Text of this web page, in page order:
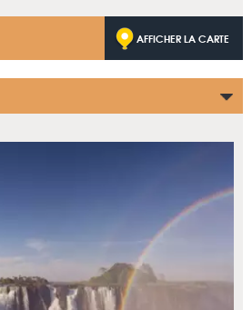
AFFICHER LA CARTE